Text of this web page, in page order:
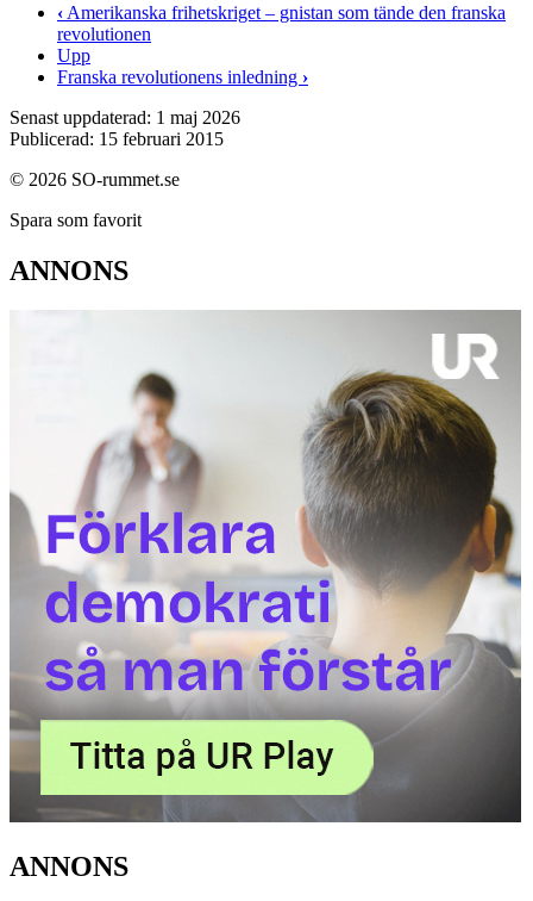
‹ Amerikanska frihetskriget – gnistan som tände den franska
revolutionen
Upp
Franska revolutionens inledning ›
Senast uppdaterad: 1 maj 2026
Publicerad: 15 februari 2015
© 2026 SO-rummet.se
Spara som favorit
ANNONS
ANNONS